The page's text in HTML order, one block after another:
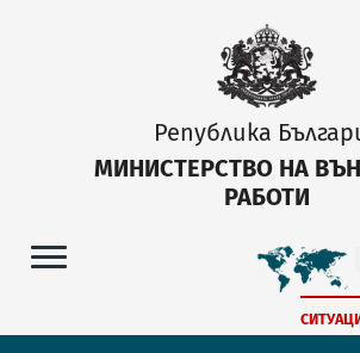
Република
МИНИСТЕРСТВО НА
РАБОТИ